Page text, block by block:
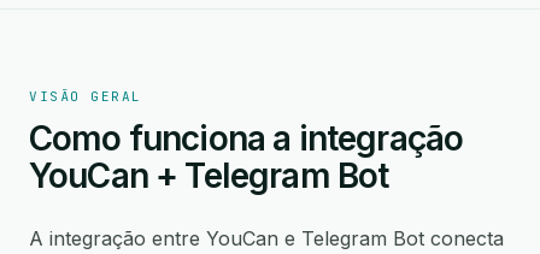
VISÃO GERAL
Como funciona a integração
YouCan + Telegram Bot
A integração entre YouCan e Telegram Bot conecta